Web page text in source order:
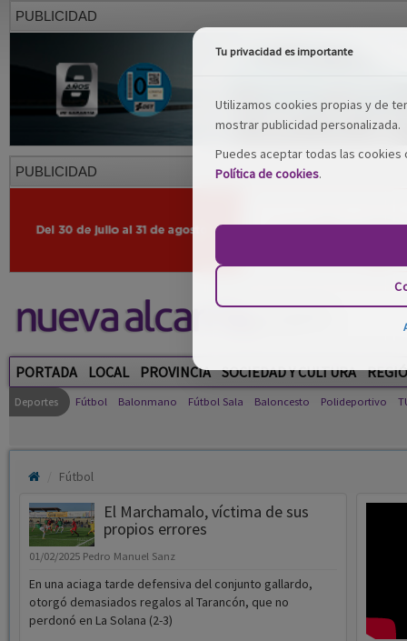
PUBLICIDAD
PUBLICIDAD
PORTADA LOCAL PROVINCIA SOCIEDAD Y CULTURA
Deportes Fútbol Balonmano Fútbol Sala Baloncesto Polideportivo
Fútbol
El Marchamalo, víctima de sus
propios errores
01/02/2025 Pedro Manuel Sanz
En una aciaga tarde defensiva del conjunto gallardo,
otorgó demasiados regalos al Tarancón, que no
perdonó en La Solana (2-3)
Tu privacidad es importante
Utilizamos cookies propias y de
mostrar publicidad personalizada.
Puedes aceptar todas las
Política de cookies.